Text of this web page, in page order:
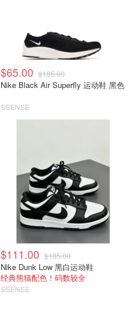
$65.00 $185.00
Nike Black Air Superfly 运动鞋 黑色
SSENSE
$111.00 $185.00
Nike Dunk Low 黑白运动鞋
经典熊猫配色！码数较全
SSENSE